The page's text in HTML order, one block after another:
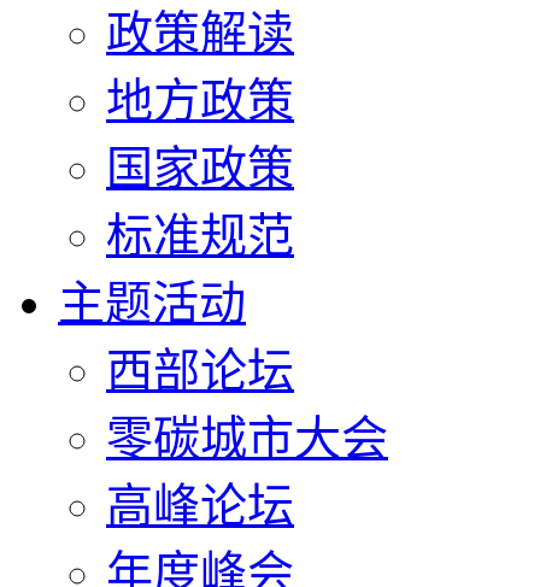
政策解读
地方政策
国家政策
标准规范
主题活动
西部论坛
零碳城市大会
高峰论坛
年度峰会